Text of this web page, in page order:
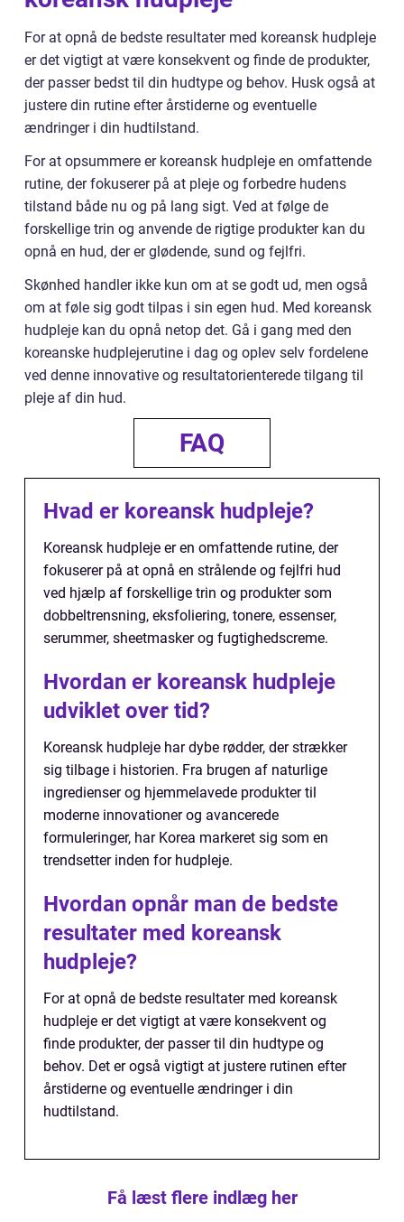
For at opnå de bedste resultater med koreansk hudpleje
er det vigtigt at være konsekvent og finde de produkter,
der passer bedst til din hudtype og behov. Husk også at
justere din rutine efter årstiderne og eventuelle
ændringer i din hudtilstand.
For at opsummere er koreansk hudpleje en omfattende
rutine, der fokuserer på at pleje og forbedre hudens
tilstand både nu og på lang sigt. Ved at følge de
forskellige trin og anvende de rigtige produkter kan du
opnå en hud, der er glødende, sund og fejlfri.
Skønhed handler ikke kun om at se godt ud, men også
om at føle sig godt tilpas i sin egen hud. Med koreansk
hudpleje kan du opnå netop det. Gå i gang med den
koreanske hudplejerutine i dag og oplev selv fordelene
ved denne innovative og resultatorienterede tilgang til
pleje af din hud.
FAQ
Hvad er koreansk hudpleje?
Koreansk hudpleje er en omfattende rutine, der
fokuserer på at opnå en strålende og fejlfri hud
ved hjælp af forskellige trin og produkter som
dobbeltrensning, eksfoliering, tonere, essenser,
serummer, sheetmasker og fugtighedscreme.
Hvordan er koreansk hudpleje
udviklet over tid?
Koreansk hudpleje har dybe rødder, der strækker
sig tilbage i historien. Fra brugen af naturlige
ingredienser og hjemmelavede produkter til
moderne innovationer og avancerede
formuleringer, har Korea markeret sig som en
trendsetter inden for hudpleje.
Hvordan opnår man de bedste
resultater med koreansk
hudpleje?
For at opnå de bedste resultater med koreansk
hudpleje er det vigtigt at være konsekvent og
finde produkter, der passer til din hudtype og
behov. Det er også vigtigt at justere rutinen efter
årstiderne og eventuelle ændringer i din
hudtilstand.
Få læst flere indlæg her